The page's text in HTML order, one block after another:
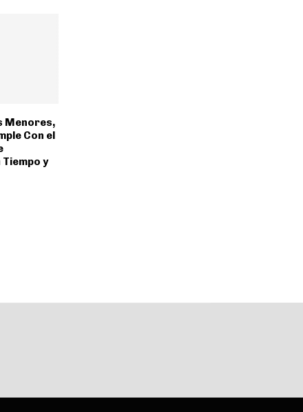
Menores,
Con el
y